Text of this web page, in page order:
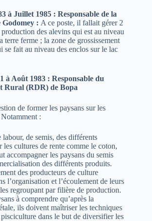
à Juillet 1985 : Responsable de la
: A ce poste, il fallait gérer 2
des alevins qui est au niveau
terre ferme ; la zone de grossissement
se fait au niveau des enclos sur le lac
à Août 1983 : Responsable du
Rural (RDR) de Bopa
de former les paysans sur les
:
labour, de semis, des différents
les cultures de rente comme le coton,
accompagner les paysans du semis
des différents produits.
des producteurs de culture
l’organisation et l’écoulement de leurs
regroupant par filière de production.
à comprendre qu’après la
ils doivent maîtriser les techniques
pisciculture dans le but de diversifier les